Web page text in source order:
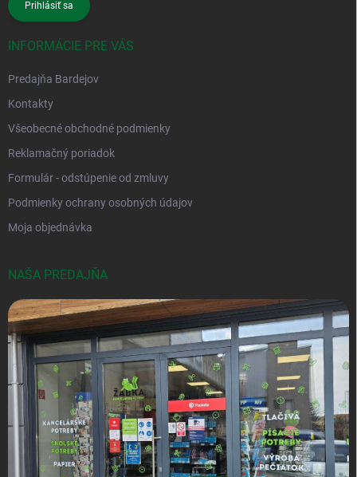
Prihlásiť sa
INFORMÁCIE PRE VÁS
Predajňa Bardejov
Kontakty
Všeobecné obchodné podmienky
Reklamačný poriadok
Formulár - odstúpenie od zmluvy
Podmienky ochrany osobných údajov
Moja objednávka
NAŠA PREDAJŇA